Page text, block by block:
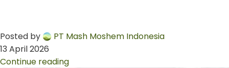
Posted by
PT Mash Moshem Indonesia
13 April 2026
Continue reading